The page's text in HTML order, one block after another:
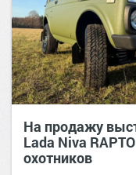
На продажу
Lada Niva
охотников